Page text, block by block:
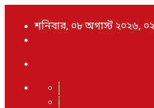
শনিবার, ০৮ অগাস্ট ২০২৬,